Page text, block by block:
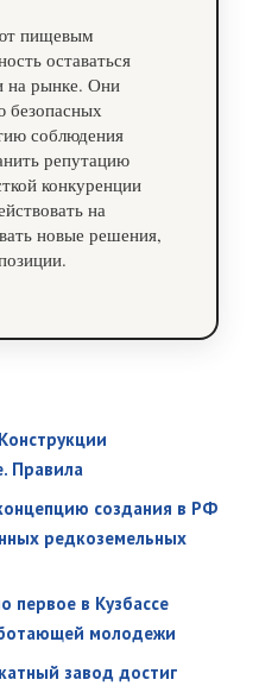
пищевым
оставаться
на рынке. Они
безопасных
соблюдения
репутацию
конкуренции
на
новые решения,
Правила
создания в РФ
редкоземельных
первое в Кузбассе
молодежи
завод достиг